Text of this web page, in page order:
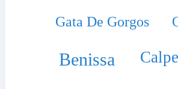
Gata De Gorgos
Benissa